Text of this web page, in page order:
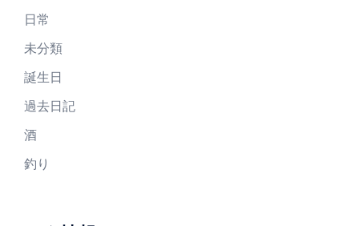
日常
未分類
誕生日
過去日記
酒
釣り